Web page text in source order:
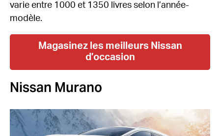
varie entre 1000 et 1350 livres selon l’année-
modèle.
Magasinez les meilleurs Nissan
d’occasion
Nissan Murano